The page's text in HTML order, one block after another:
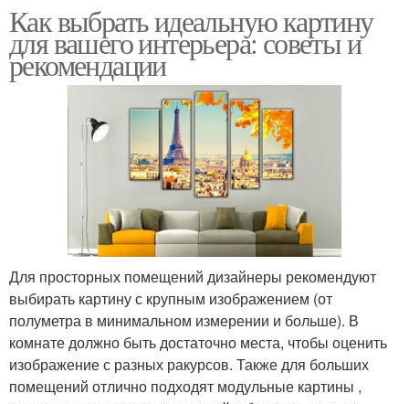
Как выбрать идеальную картину
для вашего интерьера: советы и
рекомендации
Для просторных помещений дизайнеры рекомендуют
выбирать картину с крупным изображением (от
полуметра в минимальном измерении и больше). В
комнате должно быть достаточно места, чтобы оценить
изображение с разных ракурсов. Также для больших
помещений отлично подходят модульные картины ,